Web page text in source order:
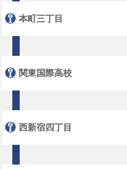
本町三丁目
関東国際高校
西新宿四丁目